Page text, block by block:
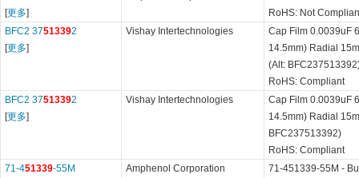
[更多]
RoHS: Not
BFC2 37513392
[更多]
Vishay Intertechnologies
Cap Film 0.0039uF
14.5mm) Radial
(Alt:
RoHS: Compliant
BFC2 37513392
[更多]
Vishay Intertechnologies
Cap Film 0.0039uF
14.5mm) Radial
BFC237513392)
RoHS: Compliant
71-451339-55M
Amphenol Corporation
71-451339-55M -